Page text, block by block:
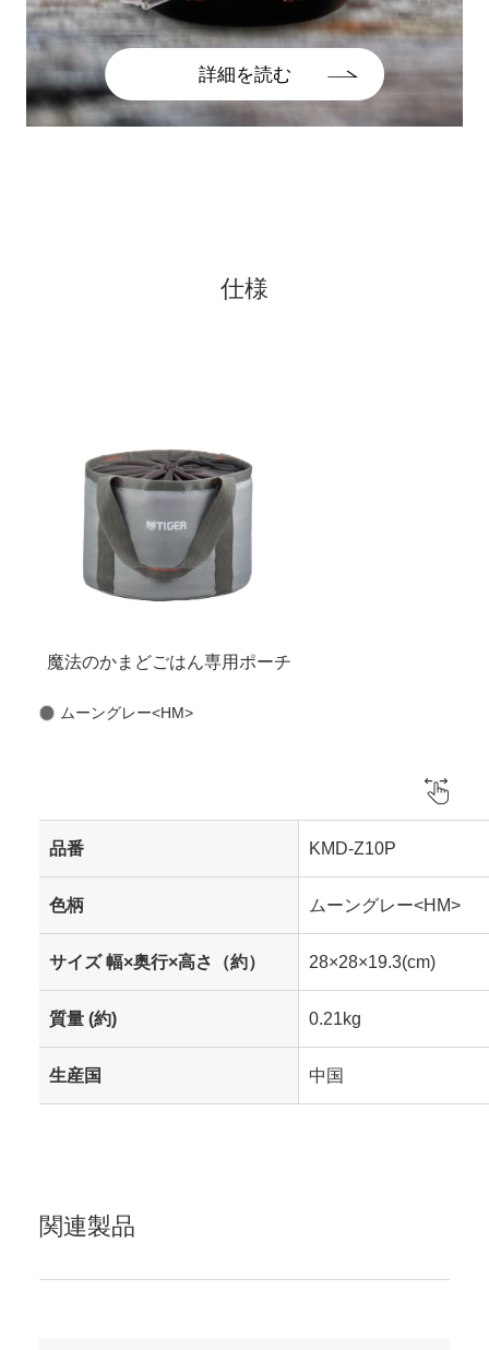
詳細を読む
仕様
魔法のかまどごはん専用ポーチ
ムーングレー<HM>
品番 KMD-Z10P
色柄 ムーングレー<HM>
サイズ 幅×奥行×高さ（約） 28×28×19.3(cm)
質量 (約) 0.21kg
生産国 中国
関連製品